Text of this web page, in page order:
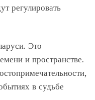
регулировать
Это
и пространстве.
в судьбе